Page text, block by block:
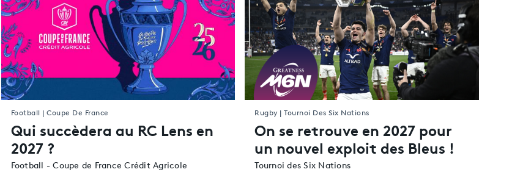
Qui succèdera au RC Lens en
2027 ?
Football - Coupe de France Crédit Agricole
Football | Coupe De France
On se retrouve en 2027 pour
un nouvel exploit des Bleus !
Tournoi des Six Nations
Rugby | Tournoi Des Six Nations